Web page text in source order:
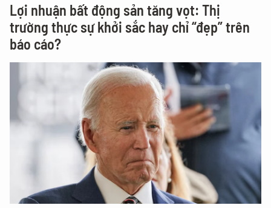
Lợi nhuận bất động sản tăng vọt: Thị
trường thực sự khởi sắc hay chỉ “đẹp” trên
báo cáo?